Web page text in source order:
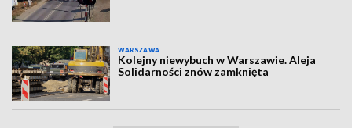
WARSZAWA
Kolejny niewybuch w Warszawie. Aleja
Solidarności znów zamknięta